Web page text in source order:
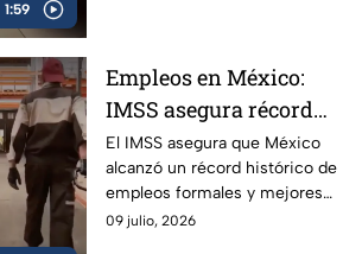
1:59
Empleos en México:
IMSS asegura récord
histórico, pero
encuesta revela
condiciones laborales
críticas
El IMSS asegura que México
alcanzó un récord histórico de
empleos formales y mejores
salarios, mientras cifras del
09 julio, 2026